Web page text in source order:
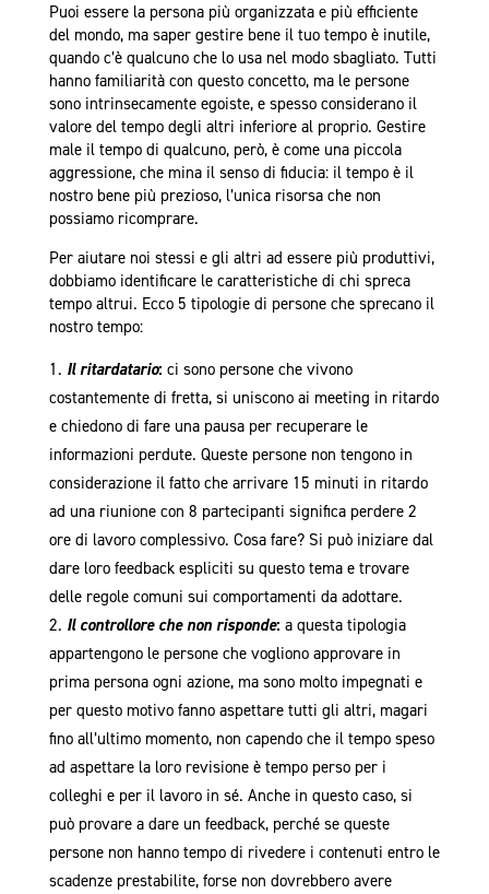
Puoi essere la persona più organizzata e più efficiente
del mondo, ma saper gestire bene il tuo tempo è inutile,
quando c’è qualcuno che lo usa nel modo sbagliato. Tutti
hanno familiarità con questo concetto, ma le persone
sono intrinsecamente egoiste, e spesso considerano il
valore del tempo degli altri inferiore al proprio. Gestire
male il tempo di qualcuno, però, è come una piccola
aggressione, che mina il senso di fiducia: il tempo è il
nostro bene più prezioso, l’unica risorsa che non
possiamo ricomprare.
Per aiutare noi stessi e gli altri ad essere più produttivi,
dobbiamo identificare le caratteristiche di chi spreca
tempo altrui. Ecco 5 tipologie di persone che sprecano il
nostro tempo:
Il ritardatario: ci sono persone che vivono
costantemente di fretta, si uniscono ai meeting in ritardo
e chiedono di fare una pausa per recuperare le
informazioni perdute. Queste persone non tengono in
considerazione il fatto che arrivare 15 minuti in ritardo
ad una riunione con 8 partecipanti significa perdere 2
ore di lavoro complessivo. Cosa fare? Si può iniziare dal
dare loro feedback espliciti su questo tema e trovare
delle regole comuni sui comportamenti da adottare.
Il controllore che non risponde: a questa tipologia
appartengono le persone che vogliono approvare in
prima persona ogni azione, ma sono molto impegnati e
per questo motivo fanno aspettare tutti gli altri, magari
fino all’ultimo momento, non capendo che il tempo speso
ad aspettare la loro revisione è tempo perso per i
colleghi e per il lavoro in sé. Anche in questo caso, si
può provare a dare un feedback, perché se queste
persone non hanno tempo di rivedere i contenuti entro le
scadenze prestabilite, forse non dovrebbero avere